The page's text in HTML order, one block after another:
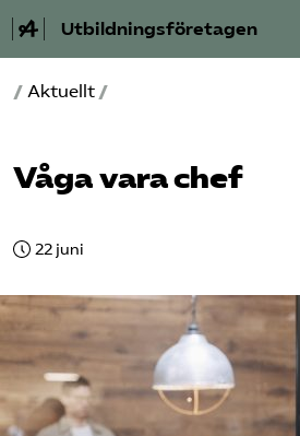
Utbildningsföretagen
Bli medlem
Om Utbildnings­företagen
Kontakt
Mina sidor (almega.se)
/ Aktuellt /
Våga vara chef
22 juni